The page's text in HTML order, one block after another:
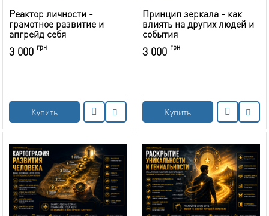
Реактор личности -
грамотное развитие и
апгрейд себя
3 000 грн
Купить
Принцип зеркала - как
влиять на других людей и
события
3 000 грн
Купить